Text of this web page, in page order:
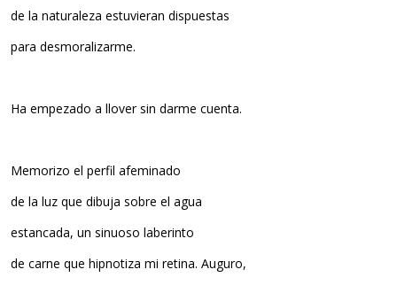
de la naturaleza estuvieran dispuestas
para desmoralizarme.
Ha empezado a llover sin darme cuenta.
Memorizo el perfil afeminado
de la luz que dibuja sobre el agua
estancada, un sinuoso laberinto
de carne que hipnotiza mi retina. Auguro,